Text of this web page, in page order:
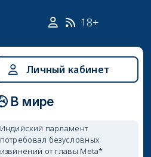
18+
Личный кабинет
В мире
Индийский парламент
потребовал безусловных
извинений от главы Meta*